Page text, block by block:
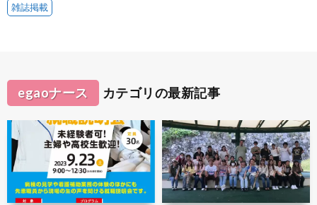
雑誌掲載
egaoナース カテゴリの最新記事